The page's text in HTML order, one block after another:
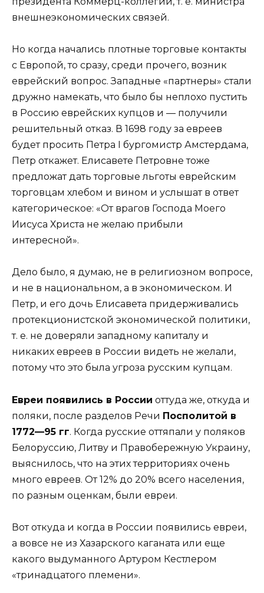
внешнеэкономических связей.
Но когда начались плотные торговые контакты
с Европой, то сразу, среди прочего, возник
еврейский вопрос. Западные «партнеры» стали
дружно намекать, что было бы неплохо пустить
в Россию еврейских купцов и — получили
решительный отказ. В 1698 году за евреев
будет просить Петра I бургомистр Амстердама,
Петр откажет. Елисавете Петровне тоже
предложат дать торговые льготы еврейским
торговцам хлебом и вином и услышат в ответ
категорическое: «От врагов Господа Моего
Иисуса Христа не желаю прибыли
интересной».
Дело было, я думаю, не в религиозном вопросе,
и не в национальном, а в экономическом. И
Петр, и его дочь Елисавета придерживались
протекционистской экономической политики,
т. е. не доверяли западному капиталу и
никаких евреев в России видеть не желали,
потому что это была угроза русским купцам.
Евреи появились в России оттуда же, откуда и
поляки, после разделов Речи Посполитой в
1772—95 гг. Когда русские оттяпали у поляков
Белоруссию, Литву и Правобережную Украину,
выяснилось, что на этих территориях очень
много евреев. От 12% до 20% всего населения,
по разным оценкам, были евреи.
Вот откуда и когда в России появились евреи,
а вовсе не из Хазарского каганата или еще
какого выдуманного Артуром Кестлером
«тринадцатого племени».